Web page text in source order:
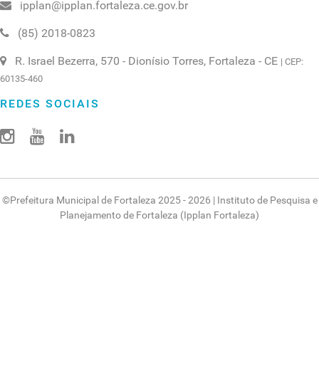
ipplan@ipplan.fortaleza.ce.gov.br
(85) 2018-0823
R. Israel Bezerra, 570 - Dionísio Torres, Fortaleza - CE | CEP:
60135-460
REDES SOCIAIS
©Prefeitura Municipal de Fortaleza 2025 - 2026 | Instituto de Pesquisa e
Planejamento de Fortaleza (Ipplan Fortaleza)